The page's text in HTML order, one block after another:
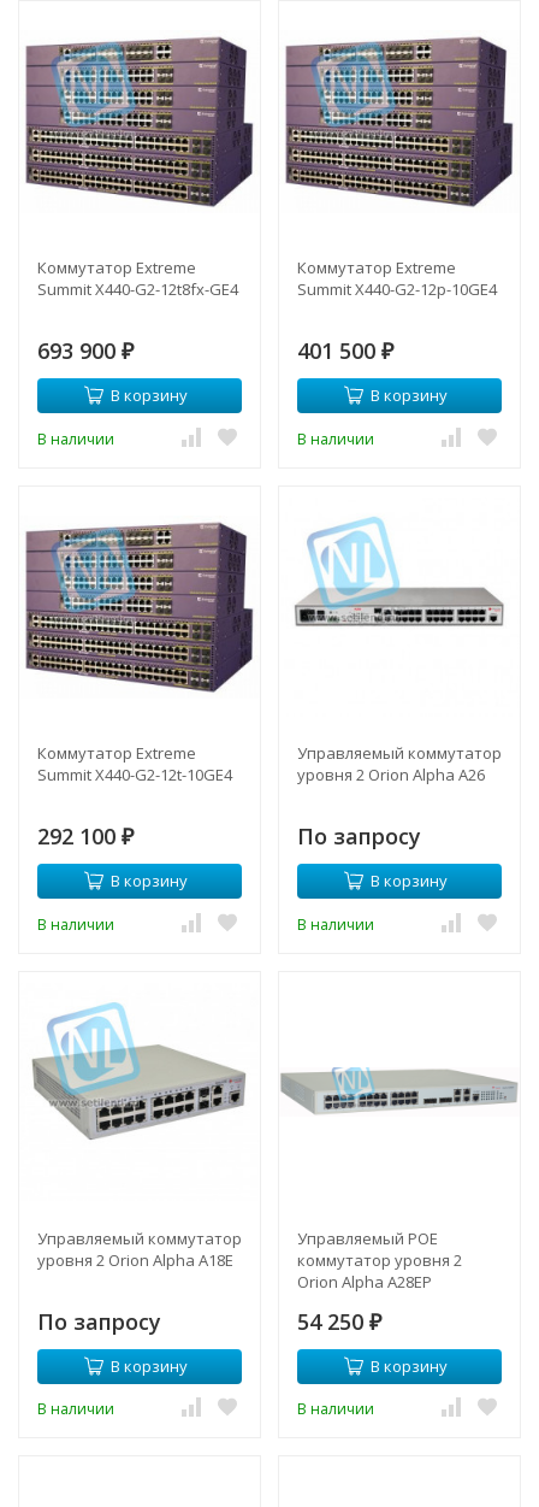
Коммутатор Extreme
Summit X440-G2-12t8fx-GE4
693 900 ₽
В корзину
В наличии
Коммутатор Extreme
Summit X440-G2-12p-10GE4
401 500 ₽
В корзину
В наличии
Коммутатор Extreme
Summit X440-G2-12t-10GE4
292 100 ₽
В корзину
В наличии
Управляемый коммутатор
уровня 2 Orion Alpha A26
По запросу
В корзину
В наличии
Управляемый коммутатор
уровня 2 Orion Alpha A18E
По запросу
В корзину
В наличии
Управляемый POE
коммутатор уровня 2
Orion Alpha A28EP
54 250 ₽
В корзину
В наличии